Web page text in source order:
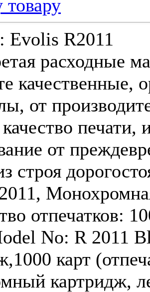
товару
Evolis R2011
отпечатков:
No: R 2011
карт
картридж,